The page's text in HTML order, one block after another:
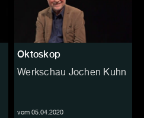
Oktoskop
Werkschau Jochen Kuhn
vom 05.04.2020